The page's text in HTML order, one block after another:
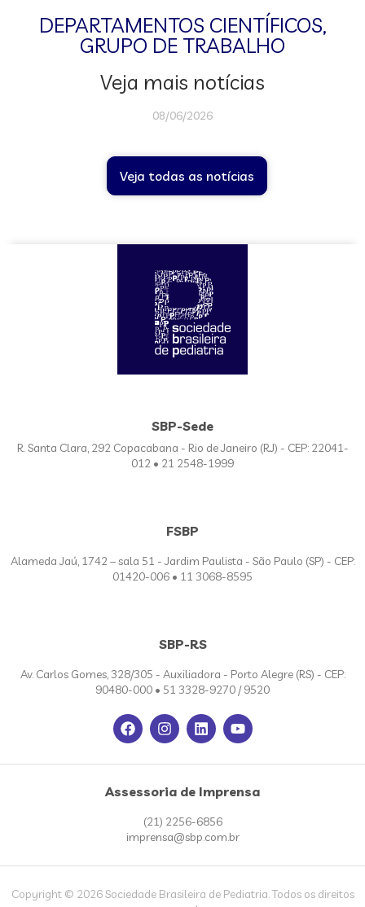
DEPARTAMENTOS CIENTÍFICOS,
GRUPO DE TRABALHO
Veja mais notícias
08/06/2026
Veja todas as notícias
SBP-Sede
R. Santa Clara, 292 Copacabana - Rio de Janeiro (RJ) - CEP: 22041-
012 • 21 2548-1999
FSBP
Alameda Jaú, 1742 – sala 51 - Jardim Paulista - São Paulo (SP) - CEP:
01420-006 • 11 3068-8595
SBP-RS
Av. Carlos Gomes, 328/305 - Auxiliadora - Porto Alegre (RS) - CEP:
90480-000 • 51 3328-9270 / 9520
Assessoria de Imprensa
(21) 2256-6856
imprensa@sbp.com.br
Copyright © 2026 Sociedade Brasileira de Pediatria. Todos os direitos